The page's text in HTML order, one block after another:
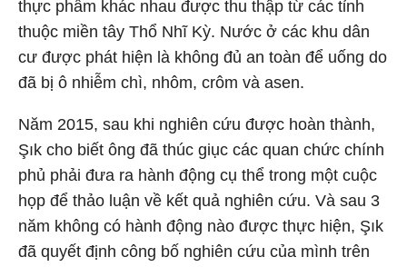
thực phẩm khác nhau được thu thập từ các tỉnh
thuộc miền tây Thổ Nhĩ Kỳ. Nước ở các khu dân
cư được phát hiện là không đủ an toàn để uống do
đã bị ô nhiễm chì, nhôm, crôm và asen.
Năm 2015, sau khi nghiên cứu được hoàn thành,
Şık cho biết ông đã thúc giục các quan chức chính
phủ phải đưa ra hành động cụ thể trong một cuộc
họp để thảo luận về kết quả nghiên cứu. Và sau 3
năm không có hành động nào được thực hiện, Şık
đã quyết định công bố nghiên cứu của mình trên